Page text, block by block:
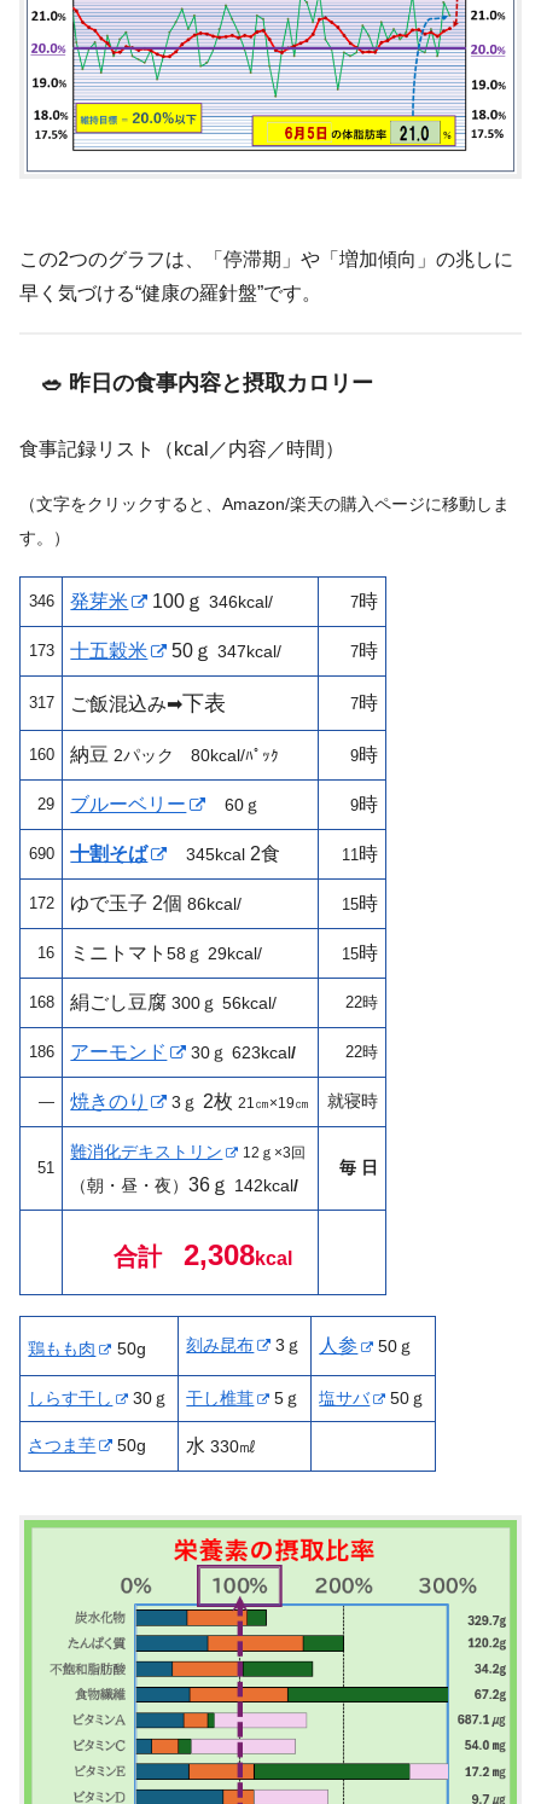
この2つのグラフは、「停滞期」や「増加傾向」の兆しに
早く気づける“健康の羅針盤”です。
🥗 昨日の食事内容と摂取カロリー
食事記録リスト（kcal／内容／時間）
（文字をクリックすると、Amazon/楽天の購入ページに移動しま
す。）
346 発芽米 100ｇ 346kcal/ 7時
173 十五穀米 50ｇ 347kcal/ 7時
317 ご飯混込み➡下表 7時
160 納豆 2パック 80kcal/ﾊﾟｯｸ 9時
29 ブルーベリー 60ｇ 9時
690 十割そば 345kcal 2食 11 時
172 ゆで玉子 2個86kcal/ 15時
16 ミニトマト58 ｇ 29kcal/ 15時
168 絹ごし豆腐 300ｇ 56kcal/ 22時
186 アーモンド 30ｇ 623kcal/ 22時
— 焼きのり 3ｇ 2枚21㎝×19㎝ 就寝時
51
難消化デキストリン 12ｇ×3回
（朝・昼・夜）36ｇ 142kcal/
毎 日
合計 2,308kcal
鶏もも肉 50g 刻み昆布 3ｇ 人参 50ｇ
しらす干し 30ｇ 干し椎茸 5ｇ 塩サバ 50ｇ
さつま芋 50g 水 330㎖